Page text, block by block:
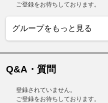
ご登録をお待ちしております。
グループをもっと見る
Q&A・質問
登録されていません。
ご登録をお待ちしております。